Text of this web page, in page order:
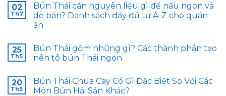
02
Th7
Bún Thái cần nguyên liệu gì để nấu ngon và
dễ bán? Danh sách đầy đủ từ A-Z cho quán
ăn
25
Th5
Bún Thái gồm những gì? Các thành phần tạo
nên tô bún Thái ngon
20
Th5
Bún Thái Chua Cay Có Gì Đặc Biệt So Với Các
Món Bún Hải Sản Khác?